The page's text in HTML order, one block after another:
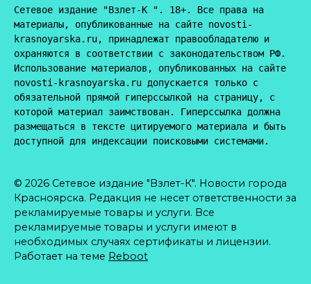
Сетевое издание "Взлет-К ". 18+. Все права на
материалы, опубликованные на сайте novosti-
krasnoyarska.ru, принадлежат правообладателю и
охраняются в соответствии с законодательством РФ.
Использование материалов, опубликованных на сайте
novosti-krasnoyarska.ru допускается только с
обязательной прямой гиперссылкой на страницу, с
которой материал заимствован. Гиперссылка должна
размещаться в тексте цитируемого материала и быть
доступной для индексации поисковыми системами.
© 2026 Сетевое издание "Взлет-К". Новости города
Красноярска. Редакция не несет ответственности за
рекламируемые товары и услуги. Все
рекламируемые товары и услуги имеют в
необходимых случаях сертификаты и лицензии.
Работает на теме Reboot